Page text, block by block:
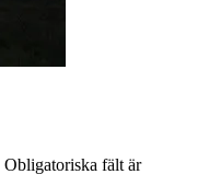
Obligatoriska fält är